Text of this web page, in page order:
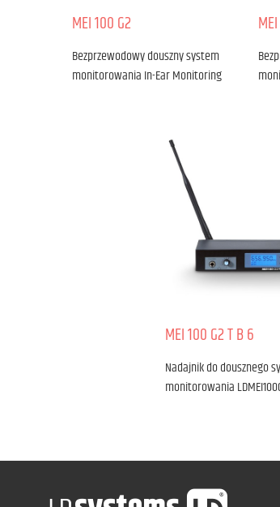
MEI 100 G2
Bezprzewodowy douszny system
monitorowania In-Ear Monitoring
MEI 100 G2 T B 6
Nadajnik do dousznego
monitorowania